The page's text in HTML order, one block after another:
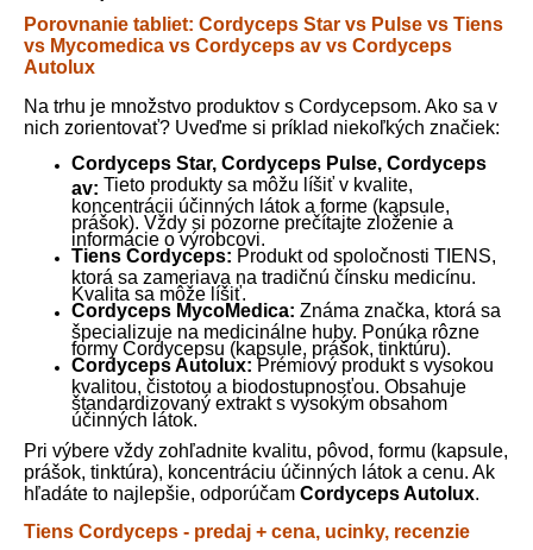
Porovnanie tabliet: Cordyceps Star vs Pulse vs Tiens
vs Mycomedica vs Cordyceps av vs Cordyceps
Autolux
Na trhu je množstvo produktov s Cordycepsom. Ako sa v
nich zorientovať? Uveďme si príklad niekoľkých značiek:
Cordyceps Star, Cordyceps Pulse, Cordyceps
av: Tieto produkty sa môžu líšiť v kvalite,
koncentrácii účinných látok a forme (kapsule,
prášok). Vždy si pozorne prečítajte zloženie a
informácie o výrobcovi.
Tiens Cordyceps: Produkt od spoločnosti TIENS,
ktorá sa zameriava na tradičnú čínsku medicínu.
Kvalita sa môže líšiť.
Cordyceps MycoMedica: Známa značka, ktorá sa
špecializuje na medicinálne huby. Ponúka rôzne
formy Cordycepsu (kapsule, prášok, tinktúru).
Cordyceps Autolux: Prémiový produkt s vysokou
kvalitou, čistotou a biodostupnosťou. Obsahuje
štandardizovaný extrakt s vysokým obsahom
účinných látok.
Pri výbere vždy zohľadnite kvalitu, pôvod, formu (kapsule,
prášok, tinktúra), koncentráciu účinných látok a cenu. Ak
hľadáte to najlepšie, odporúčam Cordyceps Autolux.
Tiens Cordyceps - predaj + cena, ucinky, recenzie